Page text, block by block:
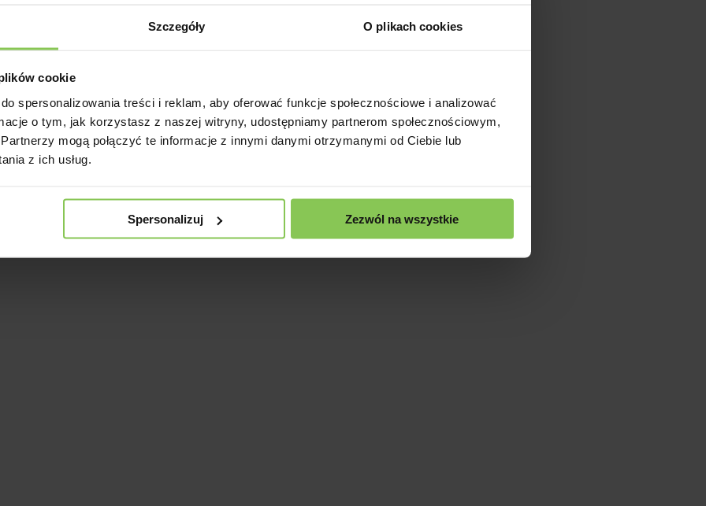
Szczegóły O plikach cookies
cookie
spersonalizowania treści i reklam, aby oferować funkcje społecznościowe i analizować
o tym, jak korzystasz z naszej witryny, udostępniamy partnerom społecznościowym,
mogą połączyć te informacje z innymi danymi otrzymanymi od Ciebie lub
z ich usług.
Spersonalizuj Zezwól na wszystkie